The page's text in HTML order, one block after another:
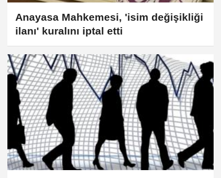
Anayasa Mahkemesi, 'isim değişikliği
ilanı' kuralını iptal etti